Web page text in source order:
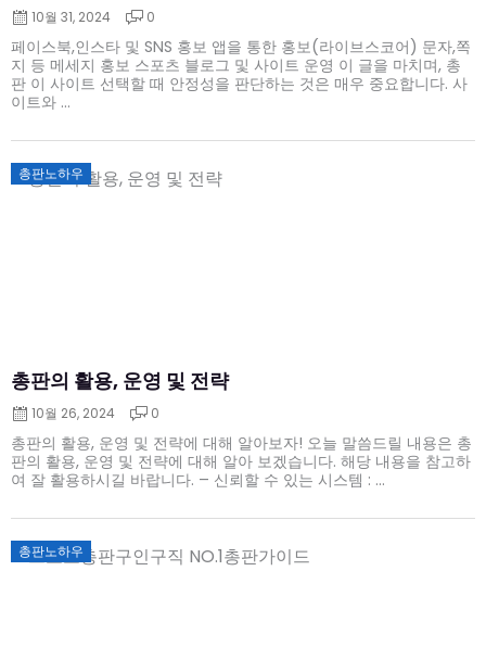
10월 31, 2024 0
페이스북,인스타 및 SNS 홍보 앱을 통한 홍보(라이브스코어) 문자,쪽
지 등 메세지 홍보 스포츠 블로그 및 사이트 운영 이 글을 마치며, 총
판 이 사이트 선택할 때 안정성을 판단하는 것은 매우 중요합니다. 사
이트와 ...
총판노하우
총판의 활용, 운영 및 전략
Posted
on
10월 26, 2024 0
총판의 활용, 운영 및 전략에 대해 알아보자! 오늘 말씀드릴 내용은 총
판의 활용, 운영 및 전략에 대해 알아 보겠습니다. 해당 내용을 참고하
여 잘 활용하시길 바랍니다. – 신뢰할 수 있는 시스템 : ...
총판노하우
Posted
on